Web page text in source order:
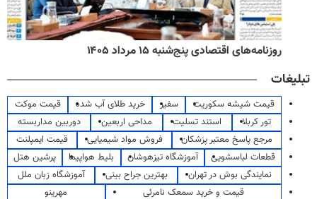
روزنامه‌های اقتصادی پنج‌شنبه ۱۵ مرداد ۱۴۰۵
تبلیغات
قیمت شیشه سکوریت سفیر خرید طلای آب شده
قیمت موکت
تور کربلا
استند تسلیت مداحی اربعین
دوربین مداربسته
مرجع پاسخ معتبر پزشکان
فروش مواد شیمیایی
قیمت ایمپلنت
قطعات لباسشویی
آموزشگاه تیزهوشان بلیط هواپیما
پرشین هتل
نمایندگی بوش در تهران
بهترین جراح بینی
آموزشگاه زبان ملل
قیمت و خرید سمعک نامرئی
مهرینو